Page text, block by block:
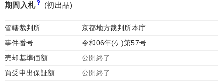
期間入札 (初出品)
管轄裁判所
京都地方裁判所本庁
事件番号
令和06年(ケ)第57号
売却基準価額
公開終了
買受申出保証額
公開終了